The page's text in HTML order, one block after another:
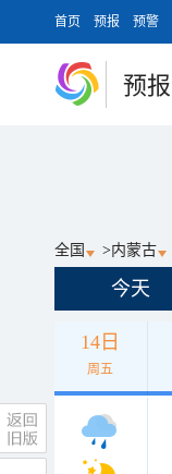
首页 预报 预警
预报
全国 >内蒙古
今天
14日
周五